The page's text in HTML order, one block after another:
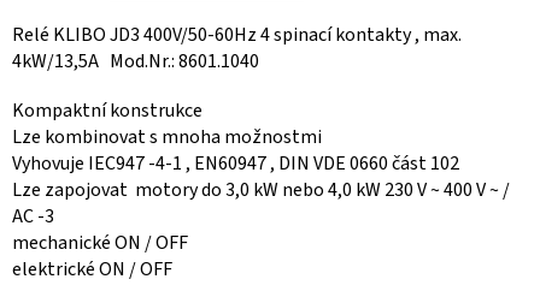
Relé KLIBO JD3 400V/50-60Hz 4 spinací kontakty , max.
4kW/13,5A Mod.Nr.: 8601.1040
Kompaktní konstrukce
Lze kombinovat s mnoha možnostmi
Vyhovuje IEC947 -4-1 , EN60947 , DIN VDE 0660 část 102
Lze zapojovat motory do 3,0 kW nebo 4,0 kW 230 V ~ 400 V ~ /
AC -3
mechanické ON / OFF
elektrické ON / OFF